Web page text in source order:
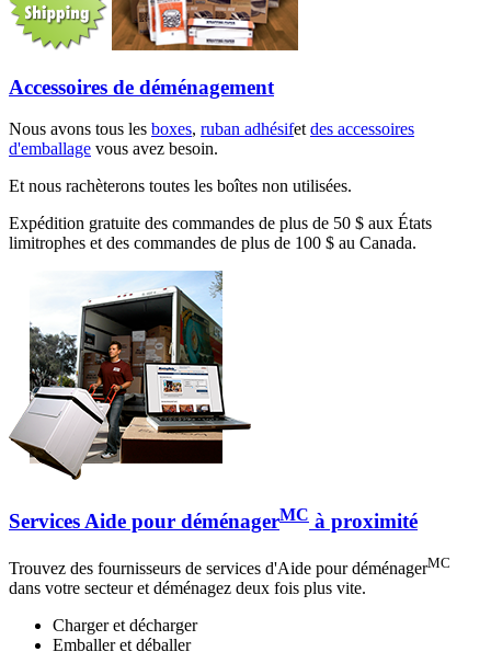
Accessoires de déménagement
Nous avons tous les boxes, ruban adhésifetdes accessoires
d'emballage vous avez besoin.
Et nous rachèterons toutes les boîtes non utilisées.
Expédition gratuite des commandes de plus de 50 $ aux États
limitrophes et des commandes de plus de 100 $ au Canada.
Services Aide pour déménagerMC à proximité
Trouvez des fournisseurs de services d'Aide pour déménagerMC
dans votre secteur et déménagez deux fois plus vite.
Charger et décharger
Emballer et déballer